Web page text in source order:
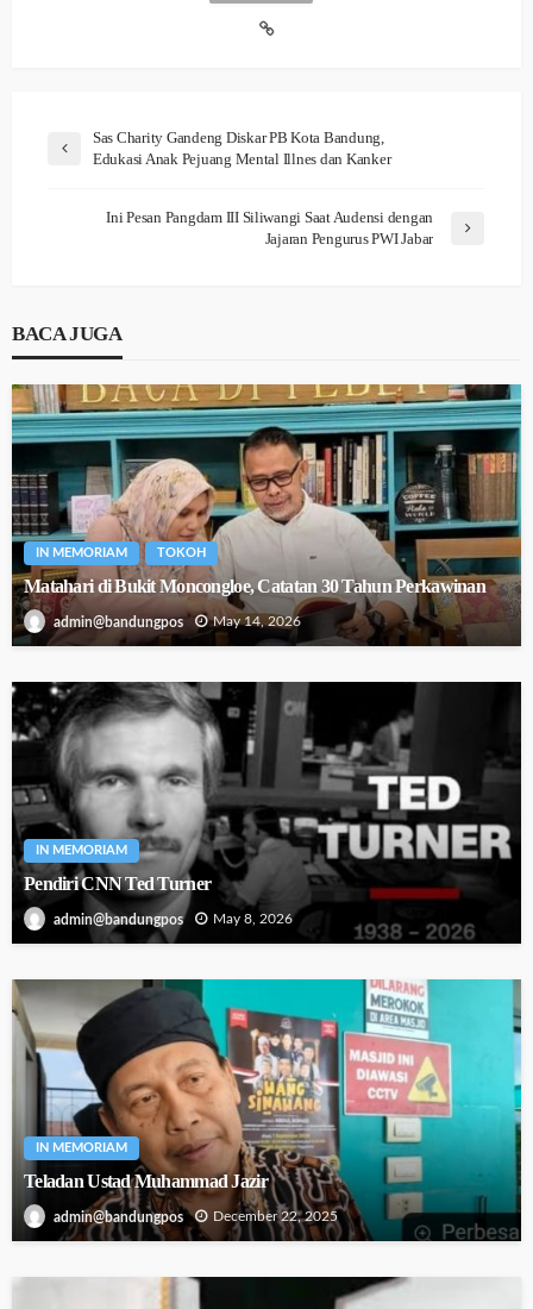
Sas Charity Gandeng Diskar PB Kota Bandung,
Edukasi Anak Pejuang Mental Illnes dan Kanker
Ini Pesan Pangdam III Siliwangi Saat Audensi dengan
Jajaran Pengurus PWI Jabar
BACA JUGA
IN MEMORIAM TOKOH
Matahari di Bukit Moncongloe, Catatan 30 Tahun Perkawinan
admin@bandungpos May 14, 2026
IN MEMORIAM
Pendiri CNN Ted Turner
admin@bandungpos May 8, 2026
IN MEMORIAM
Teladan Ustad Muhammad Jazir
admin@bandungpos December 22, 2025